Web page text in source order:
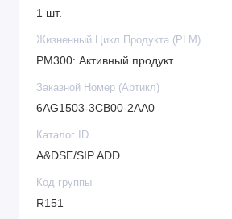
1 шт.
Жизненный Цикл Продукта (PLM)
PM300: Активный продукт
Заказной Номер (Артикл)
6AG1503-3CB00-2AA0
Каталог ID
A&DSE/SIP ADD
Код группы
R151